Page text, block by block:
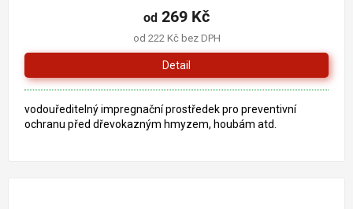
od 222 Kč bez DPH
od 269 Kč
Detail
vodouředitelný impregnační prostředek pro preventivní
ochranu před dřevokazným hmyzem, houbám atd.